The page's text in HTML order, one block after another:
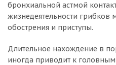
бронхиальной астмой
жизнедеятельности грибков
обострения и приступы.
Длительное нахождение в
иногда приводит к головным